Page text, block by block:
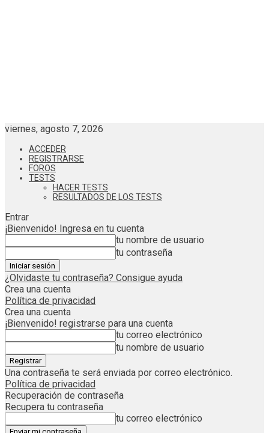
viernes, agosto 7, 2026
ACCEDER
REGISTRARSE
FOROS
TESTS
HACER TESTS
RESULTADOS DE LOS TESTS
Entrar
¡Bienvenido! Ingresa en tu cuenta
tu nombre de usuario
tu contraseña
¿Olvidaste tu contraseña? Consigue ayuda
Crea una cuenta
Política de privacidad
Crea una cuenta
¡Bienvenido! registrarse para una cuenta
tu correo electrónico
tu nombre de usuario
Una contraseña te será enviada por correo electrónico.
Política de privacidad
Recuperación de contraseña
Recupera tu contraseña
tu correo electrónico